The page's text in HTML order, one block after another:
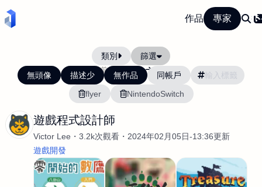
作品 專家
類別 篩選
當前排序: 最新 最舊
無頭像 描述少 無作品
同帳戶
flyer
NintendoSwitch
遊戲程式設計師
Victor Lee 3.2k次觀看
2024年02月05日-13:36更新
遊戲開發